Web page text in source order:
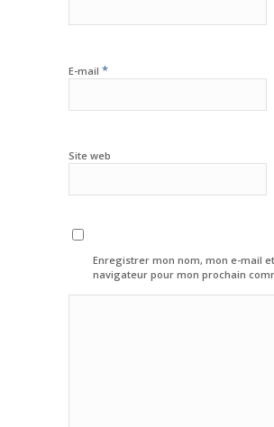
E-mail *
Site web
Enregistrer mon nom, mon e-mail et
navigateur pour mon prochain